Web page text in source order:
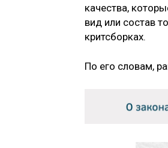
качества,
вид или состав
критсборках.
По его словам,